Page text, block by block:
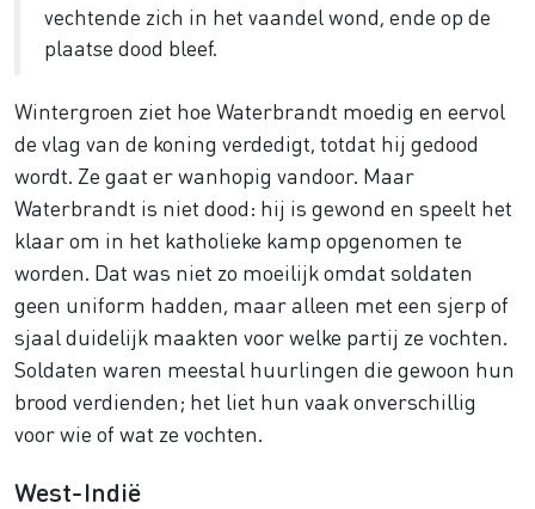
vechtende zich in het vaandel wond, ende op de
plaatse dood bleef.
Wintergroen ziet hoe Waterbrandt moedig en eervol
de vlag van de koning verdedigt, totdat hij gedood
wordt. Ze gaat er wanhopig vandoor. Maar
Waterbrandt is niet dood: hij is gewond en speelt het
klaar om in het katholieke kamp opgenomen te
worden. Dat was niet zo moeilijk omdat soldaten
geen uniform hadden, maar alleen met een sjerp of
sjaal duidelijk maakten voor welke partij ze vochten.
Soldaten waren meestal huurlingen die gewoon hun
brood verdienden; het liet hun vaak onverschillig
voor wie of wat ze vochten.
West-Indië